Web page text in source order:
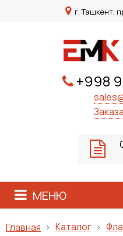
г. Ташкент,
+998
МЕНЮ
Главная Каталог